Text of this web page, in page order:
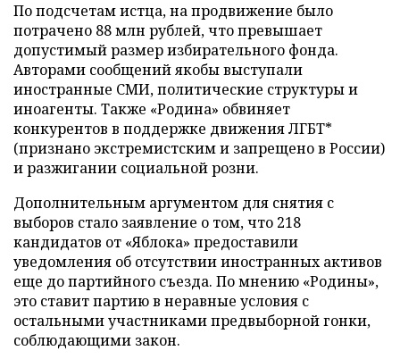
По подсчетам истца, на продвижение было
потрачено 88 млн рублей, что превышает
допустимый размер избирательного фонда.
Авторами сообщений якобы выступали
иностранные СМИ, политические структуры и
иноагенты. Также «Родина» обвиняет
конкурентов в поддержке движения ЛГБТ*
(признано экстремистским и запрещено в России)
и разжигании социальной розни.
Дополнительным аргументом для снятия с
выборов стало заявление о том, что 218
кандидатов от «Яблока» предоставили
уведомления об отсутствии иностранных активов
еще до партийного съезда. По мнению «Родины»,
это ставит партию в неравные условия с
остальными участниками предвыборной гонки,
соблюдающими закон.